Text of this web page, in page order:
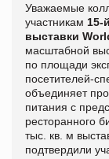
Уважаемые
участникам 15-
выставки
масштабной
по площади
посетителей-
объединяет
питания с
ресторанного
тыс. кв. м
подтвердили